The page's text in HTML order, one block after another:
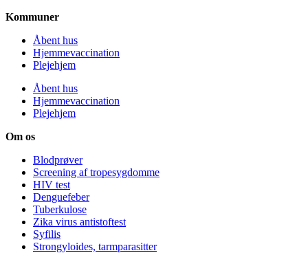
Kommuner
Åbent hus
Hjemmevaccination
Plejehjem
Åbent hus
Hjemmevaccination
Plejehjem
Om os
Blodprøver
Screening af tropesygdomme
HIV test
Denguefeber
Tuberkulose
Zika virus antistoftest
Syfilis
Strongyloides, tarmparasitter